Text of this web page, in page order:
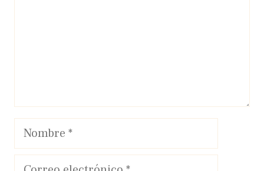
Nombre
Correo